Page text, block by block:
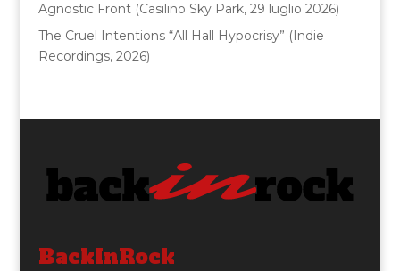
Agnostic Front (Casilino Sky Park, 29 luglio 2026)
The Cruel Intentions “All Hall Hypocrisy” (Indie
Recordings, 2026)
BackInRock